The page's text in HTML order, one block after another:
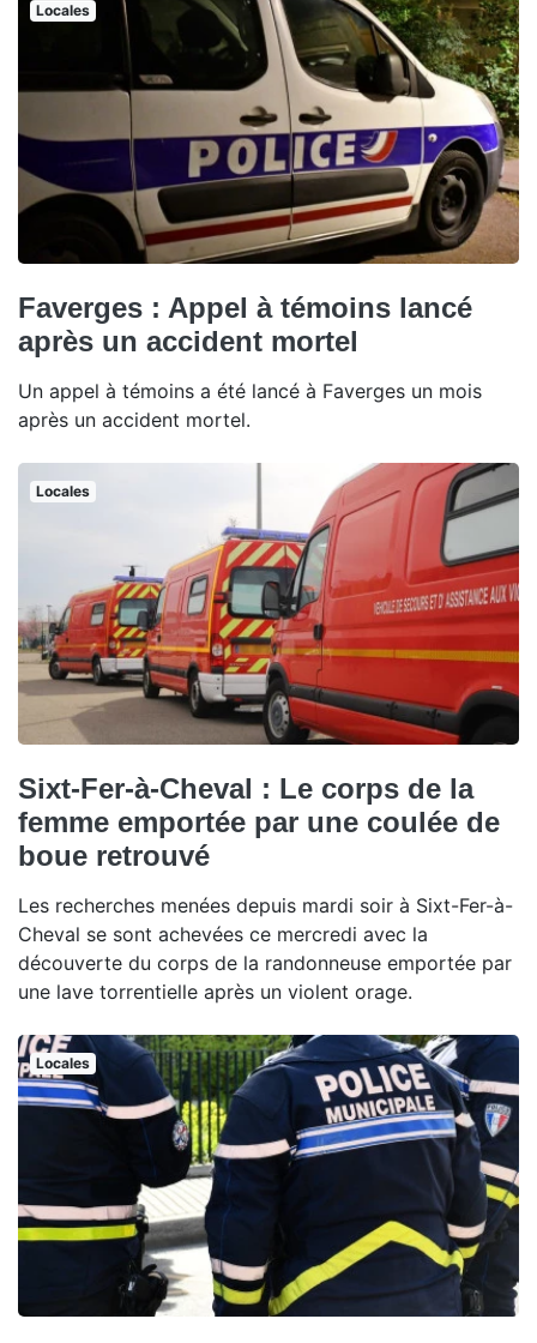
Locales
Faverges : Appel à témoins lancé
après un accident mortel
Un appel à témoins a été lancé à Faverges un mois
après un accident mortel.
Locales
Sixt-Fer-à-Cheval : Le corps de la
femme emportée par une coulée de
boue retrouvé
Les recherches menées depuis mardi soir à Sixt-Fer-à-
Cheval se sont achevées ce mercredi avec la
découverte du corps de la randonneuse emportée par
une lave torrentielle après un violent orage.
Locales